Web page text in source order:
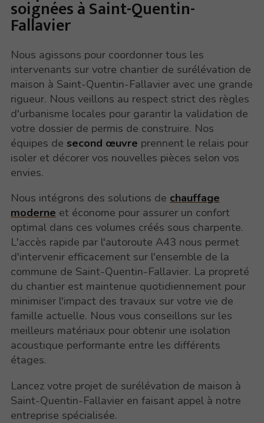
soignées à Saint-Quentin-
Fallavier
Nous agissons pour coordonner tous les
intervenants sur votre chantier de surélévation de
maison à Saint-Quentin-Fallavier avec une grande
rigueur. Nous veillons au respect strict des règles
d'urbanisme locales pour garantir la validation de
votre dossier de permis de construire. Nos
équipes desecond œuvre prennent le relais pour
isoler et décorer vos nouvelles pièces selon vos
envies.
Nous intégrons des solutions de chauffage
moderne et économe pour assurer un confort
optimal dans ces volumes créés sous charpente.
L'accès rapide par l'autoroute A43 nous permet
d'intervenir efficacement sur l'ensemble de la
commune de Saint-Quentin-Fallavier. La propreté
du chantier est maintenue quotidiennement pour
minimiser l'impact des travaux sur votre vie de
famille actuelle. Nous vous conseillons sur les
meilleurs matériaux pour obtenir une isolation
acoustique performante entre les différents
étages.
Lancez votre projet de surélévation de maison à
Saint-Quentin-Fallavier en faisant appel à notre
entreprise spécialisée.